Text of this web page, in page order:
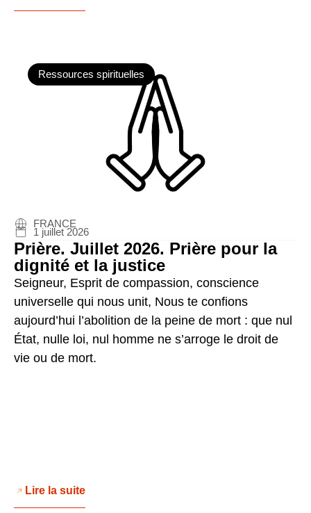
Ressources spirituelles
FRANCE
1 juillet 2026
Prière. Juillet 2026. Prière pour la
dignité et la justice
Seigneur, Esprit de compassion, conscience
universelle qui nous unit, Nous te confions
aujourd’hui l’abolition de la peine de mort : que nul
État, nulle loi, nul homme ne s’arroge le droit de
vie ou de mort.
Lire la suite